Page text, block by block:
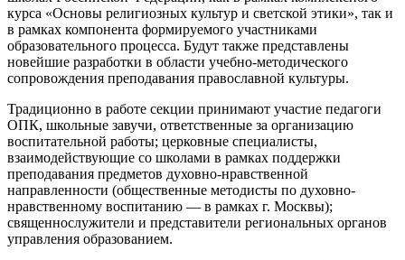
курса «Основы религиозных культур и светской этики», так и
в рамках компонента формируемого участниками
образовательного процесса. Будут также представлены
новейшие разработки в области учебно-методического
сопровождения преподавания православной культуры.
Традиционно в работе секции принимают участие педагоги
ОПК, школьные завучи, ответственные за организацию
воспитательной работы; церковные специалисты,
взаимодействующие со школами в рамках поддержки
преподавания предметов духовно-нравственной
направленности (общественные методисты по духовно-
нравственному воспитанию — в рамках г. Москвы);
священнослужители и представители региональных органов
управления образованием.